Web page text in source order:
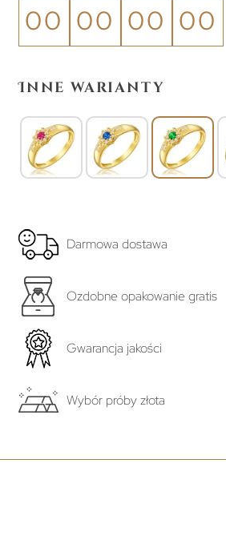
00 00 00 00
Inne warianty
Darmowa dostawa
Ozdobne opakowanie gratis
Gwarancja jakości
Wybór próby złota